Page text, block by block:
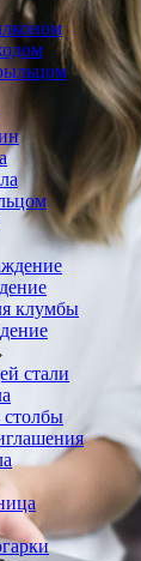
клумбы
стали